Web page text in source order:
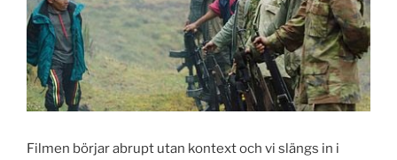
Filmen börjar abrupt utan kontext och vi slängs in i